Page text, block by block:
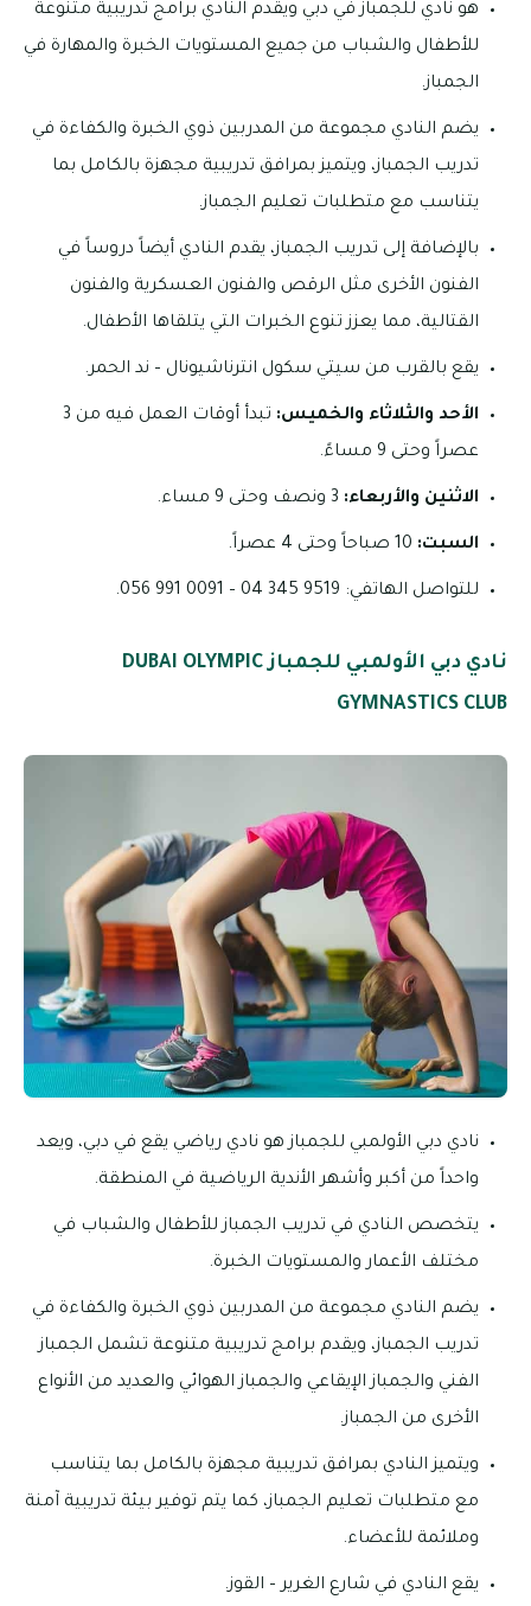
هو نادي للجمباز في دبي ويقدم النادي برامج تدريبية متنوعة
للأطفال والشباب من جميع المستويات الخبرة والمهارة في
الجمباز.
يضم النادي مجموعة من المدربين ذوي الخبرة والكفاءة في
تدريب الجمباز، ويتميز بمرافق تدريبية مجهزة بالكامل بما
يتناسب مع متطلبات تعليم الجمباز.
بالإضافة إلى تدريب الجمباز، يقدم النادي أيضاً دروساً في
الفنون الأخرى مثل الرقص والفنون العسكرية والفنون
القتالية، مما يعزز تنوع الخبرات التي يتلقاها الأطفال.
يقع بالقرب من سيتي سكول انترناشيونال – ند الحمر.
الأحد والثلاثاء والخميس:
تبدأ أوقات العمل فيه من 3
عصراً وحتى 9 مساءً.
الاثنين والأربعاء: 3 ونصف وحتى 9 مساء.
السبت:
للتواصل الهاتفي: 9519 345 04 – 0091 991 056.
نادي دبي الأولمبي للجمباز DUBAI OLYMPIC
GYMNASTICS CLUB
نادي دبي الأولمبي للجمباز هو نادي رياضي يقع في دبي، ويعد
واحداً من أكبر وأشهر الأندية الرياضية في المنطقة.
يتخصص النادي في تدريب الجمباز للأطفال والشباب في
مختلف الأعمار والمستويات الخبرة.
يضم النادي مجموعة من المدربين ذوي الخبرة والكفاءة في
تدريب الجمباز، ويقدم برامج تدريبية متنوعة تشمل الجمباز
الفني والجمباز الإيقاعي والجمباز الهوائي والعديد من الأنواع
الأخرى من الجمباز.
ويتميز النادي بمرافق تدريبية مجهزة بالكامل بما يتناسب
مع متطلبات تعليم الجمباز، كما يتم توفير بيئة تدريبية آمنة
وملائمة للأعضاء.
يقع النادي في شارع الغرير – القوز.